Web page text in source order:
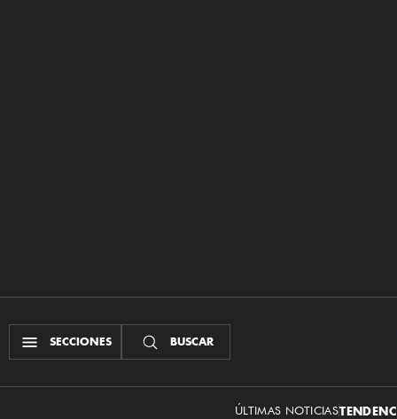
SECCIONES BUSCAR
ÚLTIMAS NOTICIAS